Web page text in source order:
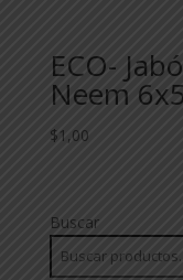
ECO-
Neem
$1,00
Buscar